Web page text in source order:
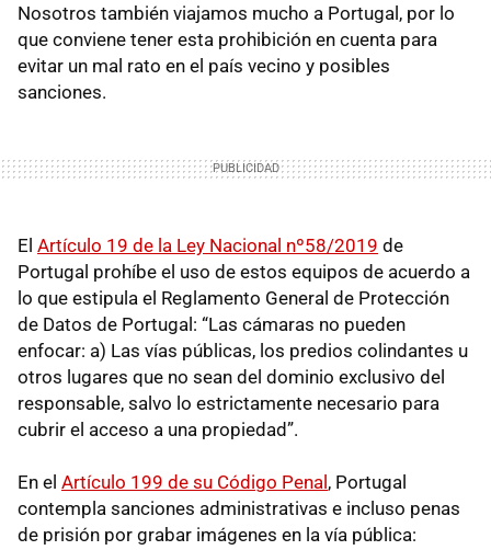
Nosotros también viajamos mucho a Portugal, por lo
que conviene tener esta prohibición en cuenta para
evitar un mal rato en el país vecino y posibles
sanciones.
El Artículo 19 de la Ley Nacional nº58/2019 de
Portugal prohíbe el uso de estos equipos de acuerdo a
lo que estipula el Reglamento General de Protección
de Datos de Portugal: “Las cámaras no pueden
enfocar: a) Las vías públicas, los predios colindantes u
otros lugares que no sean del dominio exclusivo del
responsable, salvo lo estrictamente necesario para
cubrir el acceso a una propiedad”.
En el Artículo 199 de su Código Penal, Portugal
contempla sanciones administrativas e incluso penas
de prisión por grabar imágenes en la vía pública: